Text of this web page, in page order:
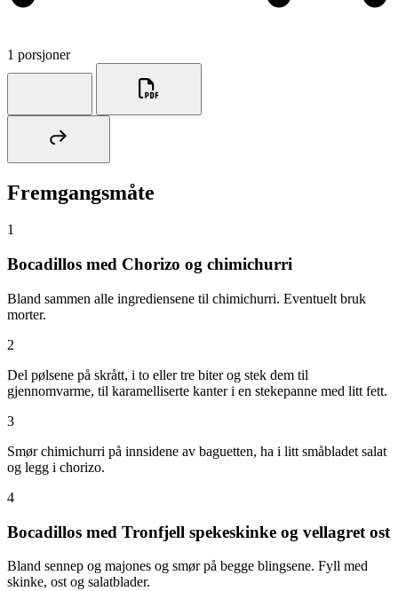
1 porsjoner
Fremgangsmåte
1
Bocadillos med Chorizo og chimichurri
Bland sammen alle ingrediensene til chimichurri. Eventuelt bruk
morter.
2
Del pølsene på skrått, i to eller tre biter og stek dem til
gjennomvarme, til karamelliserte kanter i en stekepanne med litt fett.
3
Smør chimichurri på innsidene av baguetten, ha i litt småbladet salat
og legg i chorizo.
4
Bocadillos med Tronfjell spekeskinke og vellagret ost
Bland sennep og majones og smør på begge blingsene. Fyll med
skinke, ost og salatblader.